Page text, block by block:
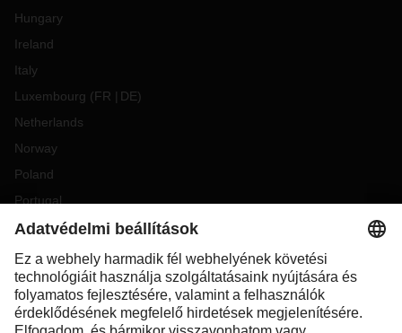
Hungary
Ireland
Italy
Luxembourg (FR DE)
Netherlands
Norway
Poland
Portugal
Romania
Slovakia
Spain
Sweden